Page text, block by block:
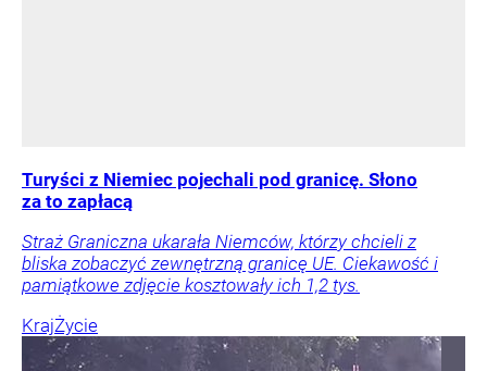
Turyści z Niemiec pojechali pod granicę. Słono
za to zapłacą
Straż Graniczna ukarała Niemców, którzy chcieli z
bliska zobaczyć zewnętrzną granicę UE. Ciekawość i
pamiątkowe zdjęcie kosztowały ich 1,2 tys.
KrajŻycie